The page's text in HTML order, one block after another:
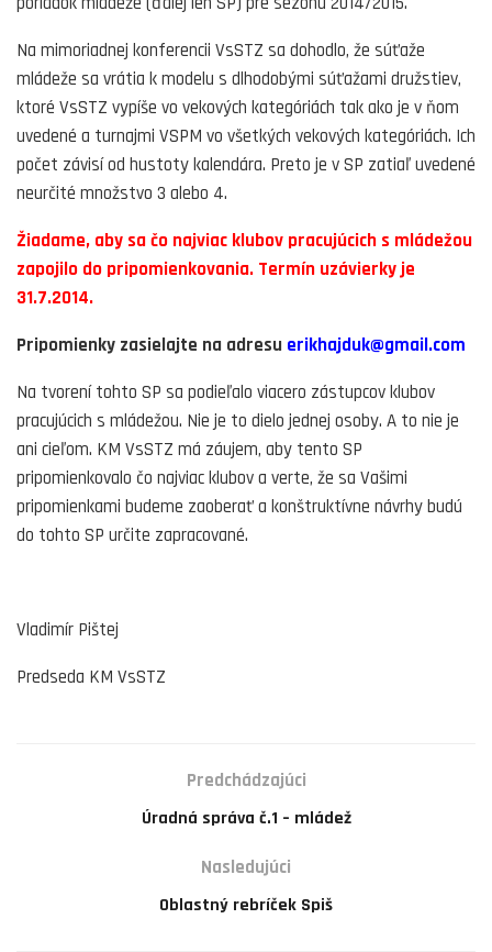
Na mimoriadnej konferencii VsSTZ sa dohodlo, že súťaže
mládeže sa vrátia k modelu s dlhodobými súťažami družstiev,
ktoré VsSTZ vypíše vo vekových kategóriách tak ako je v ňom
uvedené a turnajmi VSPM vo všetkých vekových kategóriách. Ich
počet závisí od hustoty kalendára. Preto je v SP zatiaľ uvedené
neurčité množstvo 3 alebo 4.
Žiadame, aby sa čo najviac klubov pracujúcich s mládežou
zapojilo do pripomienkovania. Termín uzávierky je
31.7.2014.
Pripomienky zasielajte na adresu erikhajduk@gmail.com
Na tvorení tohto SP sa podieľalo viacero zástupcov klubov
pracujúcich s mládežou. Nie je to dielo jednej osoby. A to nie je
ani cieľom. KM VsSTZ má záujem, aby tento SP
pripomienkovalo čo najviac klubov a verte, že sa Vašimi
pripomienkami budeme zaoberať a konštruktívne návrhy budú
do tohto SP určite zapracované.
Vladimír Pištej
Predseda KM VsSTZ
Predchádzajúci
Úradná správa č.1 – mládež
Nasledujúci
Oblastný rebríček Spiš